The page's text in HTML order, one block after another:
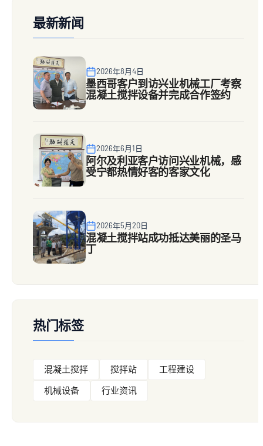
最新新闻
2026年8月4日
墨西哥客户到访兴业机械工厂考察
混凝土搅拌设备并完成合作签约
2026年6月1日
阿尔及利亚客户访问兴业机械，感
受宁都热情好客的客家文化
2026年5月20日
混凝土搅拌站成功抵达美丽的圣马
丁
热门标签
混凝土搅拌 搅拌站
工程建设
机械设备
行业资讯